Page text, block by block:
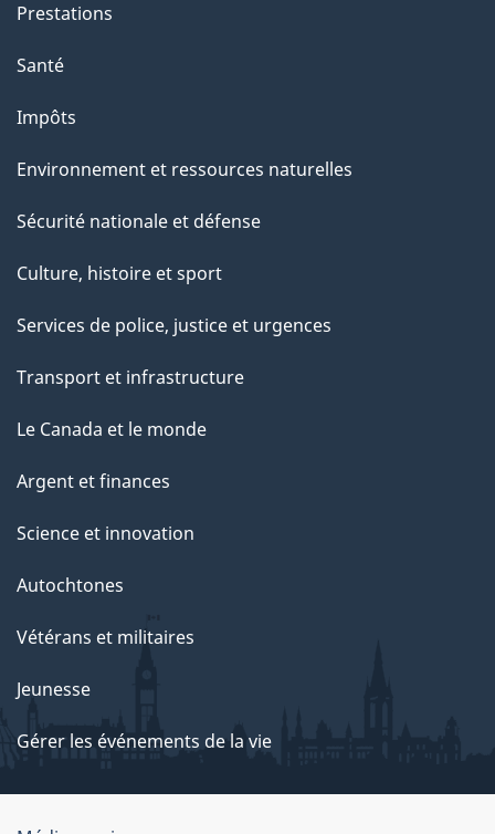
Prestations
Santé
Impôts
Environnement et ressources naturelles
Sécurité nationale et défense
Culture, histoire et sport
Services de police, justice et urgences
Transport et infrastructure
Le Canada et le monde
Argent et finances
Science et innovation
Autochtones
Vétérans et militaires
Jeunesse
Gérer les événements de la vie